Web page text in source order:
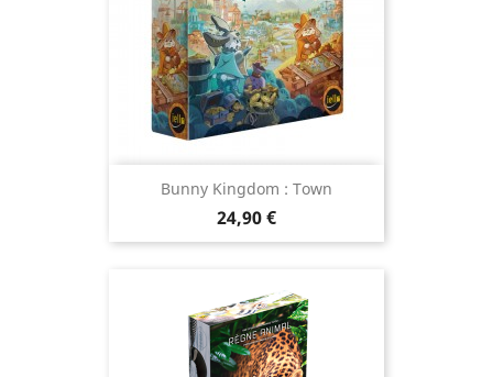
Bunny Kingdom : Town
Prix
24,90 €